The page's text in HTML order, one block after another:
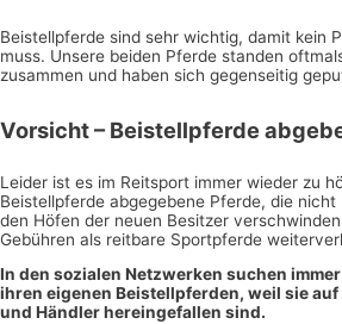
Beistellpferde sind sehr wichtig, damit kein
muss. Unsere beiden Pferde standen
zusammen und haben sich gegenseitig
Vorsicht – Beistellpferde
Leider ist es im Reitsport immer wieder zu
Beistellpferde abgegebene Pferde, die
den Höfen der neuen Besitzer
Gebühren als reitbare Sportpferde
In den sozialen Netzwerken suchen
ihren eigenen Beistellpferden, weil sie
und Händler hereingefallen sind.